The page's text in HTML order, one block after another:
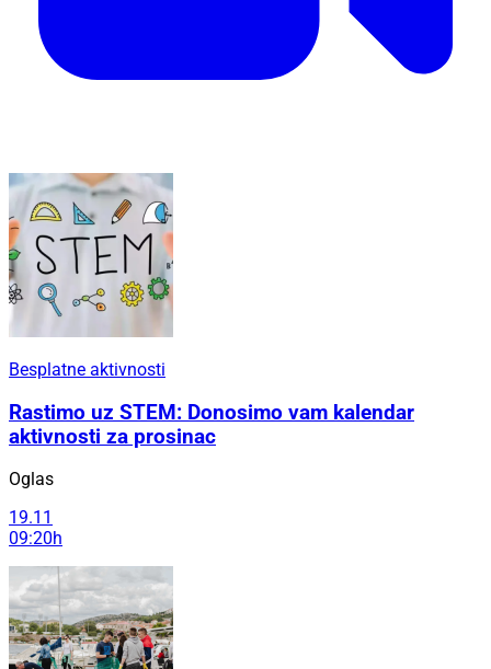
Besplatne aktivnosti
Rastimo uz STEM: Donosimo vam kalendar
aktivnosti za prosinac
Oglas
19.11
09:20h